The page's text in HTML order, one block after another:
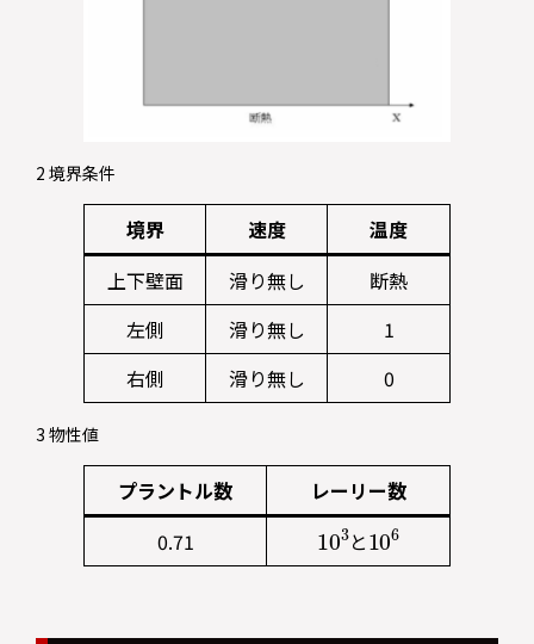
2 境界条件
境界 速度
温度
上下壁面
滑り無し
断熱
左側
滑り無し
1
右側
滑り無し 0
3 物性値
プラントル数
レーリー数
0.71
10
3
と
10
6